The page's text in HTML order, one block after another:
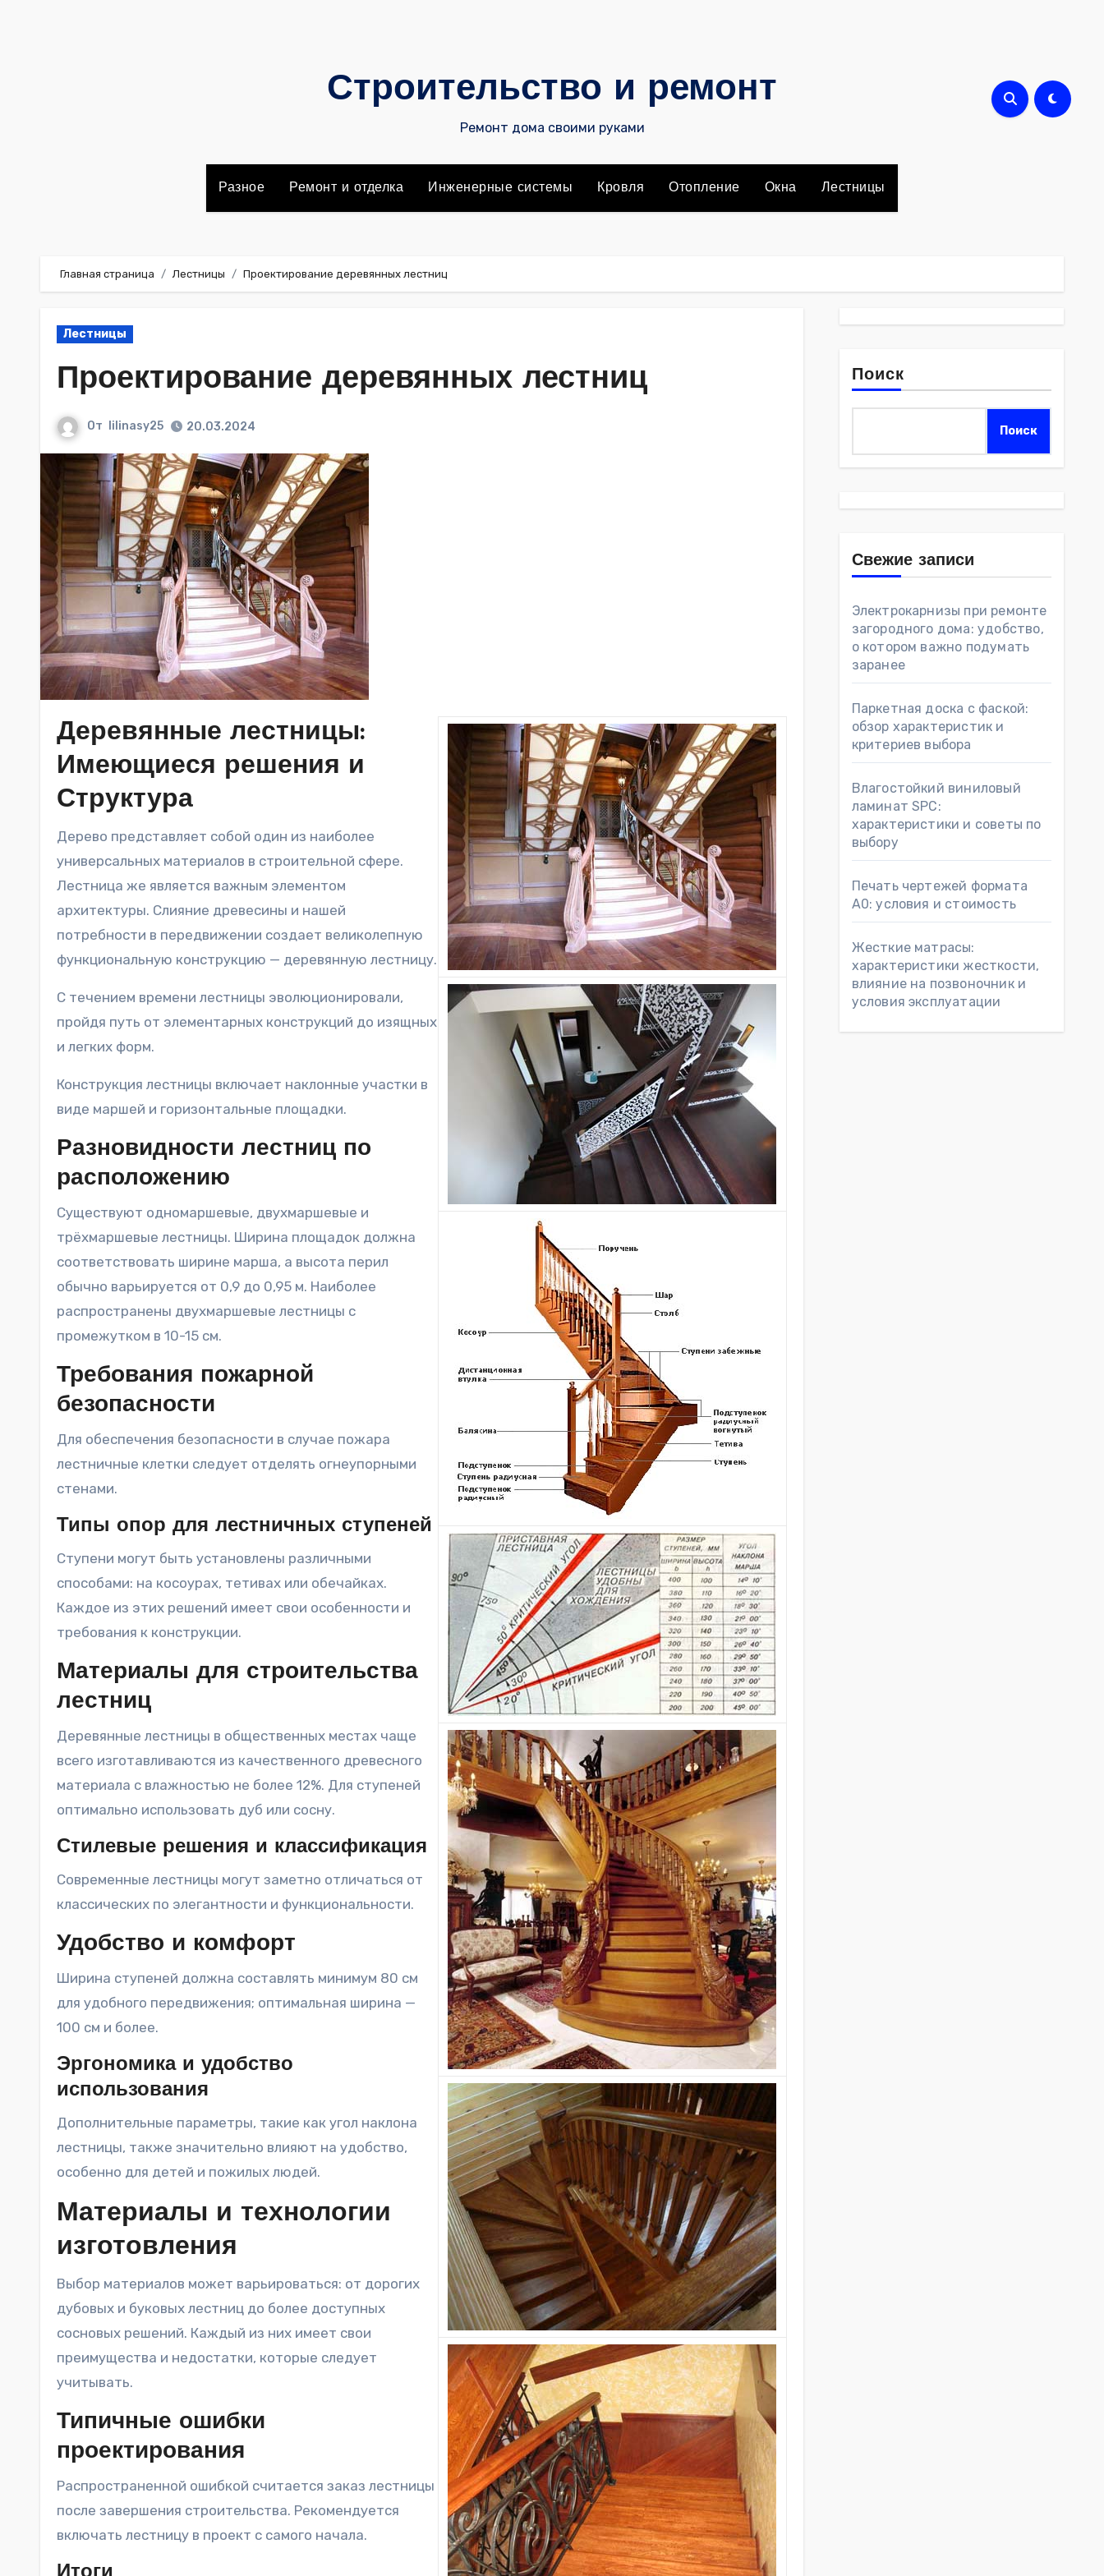
Строительство и ремонт
Ремонт дома своими руками
Разное Ремонт и отделка Инженерные системы Кровля Отопление Окна Лестницы
Главная страница Лестницы Проектирование деревянных лестниц
Лестницы
Проектирование деревянных лестниц
От lilinasy25 20.03.2024
Деревянные лестницы:
Имеющиеся решения и
Структура
Дерево представляет собой один из наиболее
универсальных материалов в строительной сфере.
Лестница же является важным элементом
архитектуры. Слияние древесины и нашей
потребности в передвижении создает великолепную
функциональную конструкцию — деревянную лестницу.
С течением времени лестницы эволюционировали,
пройдя путь от элементарных конструкций до изящных
и легких форм.
Конструкция лестницы включает наклонные участки в
виде маршей и горизонтальные площадки.
Разновидности лестниц по
расположению
Существуют одномаршевые, двухмаршевые и
трёхмаршевые лестницы. Ширина площадок должна
соответствовать ширине марша, а высота перил
обычно варьируется от 0,9 до 0,95 м. Наиболее
распространены двухмаршевые лестницы с
промежутком в 10-15 см.
Требования пожарной
безопасности
Для обеспечения безопасности в случае пожара
лестничные клетки следует отделять огнеупорными
стенами.
Типы опор для лестничных ступеней
Ступени могут быть установлены различными
способами: на косоурах, тетивах или обечайках.
Каждое из этих решений имеет свои особенности и
требования к конструкции.
Материалы для строительства
лестниц
Деревянные лестницы в общественных местах чаще
всего изготавливаются из качественного древесного
материала с влажностью не более 12%. Для ступеней
оптимально использовать дуб или сосну.
Стилевые решения и классификация
Современные лестницы могут заметно отличаться от
классических по элегантности и функциональности.
Удобство и комфорт
Ширина ступеней должна составлять минимум 80 см
для удобного передвижения; оптимальная ширина —
100 см и более.
Эргономика и удобство
использования
Дополнительные параметры, такие как угол наклона
лестницы, также значительно влияют на удобство,
особенно для детей и пожилых людей.
Материалы и технологии
изготовления
Выбор материалов может варьироваться: от дорогих
дубовых и буковых лестниц до более доступных
сосновых решений. Каждый из них имеет свои
преимущества и недостатки, которые следует
учитывать.
Типичные ошибки
проектирования
Распространенной ошибкой считается заказ лестницы
после завершения строительства. Рекомендуется
включать лестницу в проект с самого начала.
Поиск
Поиск
Свежие записи
Электрокарнизы при ремонте
загородного дома: удобство,
о котором важно подумать
заранее
Паркетная доска с фаской:
обзор характеристик и
критериев выбора
Влагостойкий виниловый
ламинат SPC:
характеристики и советы по
выбору
Печать чертежей формата
А0: условия и стоимость
Жесткие матрасы:
характеристики жесткости,
влияние на позвоночник и
условия эксплуатации